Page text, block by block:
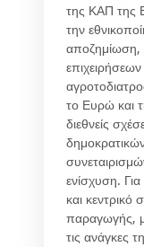
της ΚΑΠ της
την
αποζημίωση,
το Ευρώ και
διεθνείς
ενίσχυση.
και κεντρικό
παραγωγής,
τις ανάγκες